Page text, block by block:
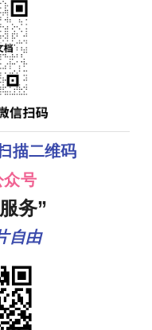
描二维码
众号
务”
自由